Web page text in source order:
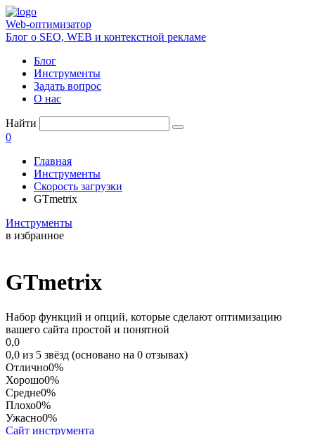
Web-оптимизатор
Блог о SEO, WEB и контекстной рекламе
Блог
Инструменты
Задать вопрос
О нас
Найти
0
Главная
Инструменты
Скорость загрузки
GTmetrix
Инструменты
в избранное
GTmetrix
Набор функций и опций, которые сделают оптимизацию
вашего сайта простой и понятной
0,0
0,0 из 5 звёзд (основано на 0 отзывах)
Отлично0%
Хорошо0%
Средне0%
Плохо0%
Ужасно0%
Сайт инструмента